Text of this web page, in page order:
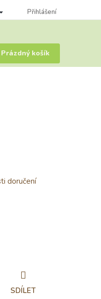
program Provizní systém
Přihlášení
Nákupní
košík
Prázdný košík
doručení
SDÍLET